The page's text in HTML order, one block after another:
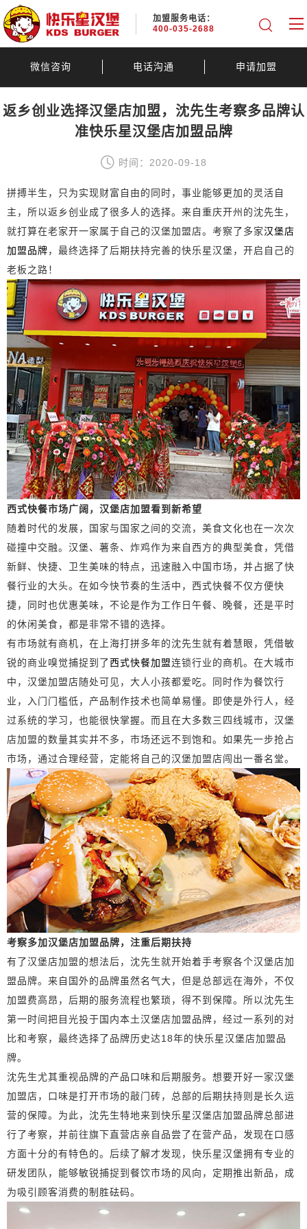
加盟服务电话：
400-035-2688
微信咨询 电话沟通 申请加盟
返乡创业选择汉堡店加盟，沈先生考察多品牌认
准快乐星汉堡店加盟品牌
时间：2020-09-18
拼搏半生，只为实现财富自由的同时，事业能够更加的灵活自
主，所以返乡创业成了很多人的选择。来自重庆开州的沈先生，
就打算在老家开一家属于自己的汉堡加盟店。考察了多家汉堡店
加盟品牌，最终选择了后期扶持完善的快乐星汉堡，开启自己的
老板之路！
西式快餐市场广阔，汉堡店加盟看到新希望
随着时代的发展，国家与国家之间的交流，美食文化也在一次次
碰撞中交融。汉堡、薯条、炸鸡作为来自西方的典型美食，凭借
新鲜、快捷、卫生美味的特点，迅速融入中国市场，并占据了快
餐行业的大头。在如今快节奏的生活中，西式快餐不仅方便快
捷，同时也优惠美味，不论是作为工作日午餐、晚餐，还是平时
的休闲美食，都是非常不错的选择。
有市场就有商机，在上海打拼多年的沈先生就有着慧眼，凭借敏
锐的商业嗅觉捕捉到了西式快餐加盟连锁行业的商机。在大城市
中，汉堡加盟店随处可见，大人小孩都爱吃。同时作为餐饮行
业，入门门槛低，产品制作技术也简单易懂。即使是外行人，经
过系统的学习，也能很快掌握。而且在大多数三四线城市，汉堡
店加盟的数量其实并不多，市场还远不到饱和。如果先一步抢占
市场，通过合理经营，定能将自己的汉堡加盟店闯出一番名堂。
考察多加汉堡店加盟品牌，注重后期扶持
有了汉堡店加盟的想法后，沈先生就开始着手考察各个汉堡店加
盟品牌。来自国外的品牌虽然名气大，但是总部远在海外，不仅
加盟费高昂，后期的服务流程也繁琐，得不到保障。所以沈先生
第一时间把目光投于国内本土汉堡店加盟品牌，经过一系列的对
比和考察，最终选择了品牌历史达18年的快乐星汉堡店加盟品
牌。
沈先生尤其重视品牌的产品口味和后期服务。想要开好一家汉堡
加盟店，口味是打开市场的敲门砖，总部的后期扶持则是长久运
营的保障。为此，沈先生特地来到快乐星汉堡店加盟品牌总部进
行了考察，并前往旗下直营店亲自品尝了在营产品，发现在口感
方面十分的有特色的。后续了解才发现，快乐星汉堡拥有专业的
研发团队，能够敏锐捕捉到餐饮市场的风向，定期推出新品，成
为吸引顾客消费的制胜砝码。